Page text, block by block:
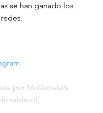
se han ganado los
por McDonald’s